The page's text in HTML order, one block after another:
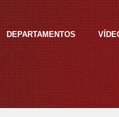
DEPARTAMENTOS